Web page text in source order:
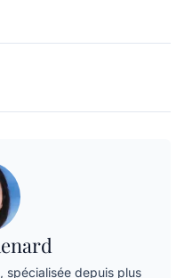
spécialisée depuis plus